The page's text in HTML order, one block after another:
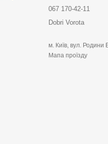
067 170-42-11
Dobri Vorota
м. Київ, вул. Родини
Мапа проїзду